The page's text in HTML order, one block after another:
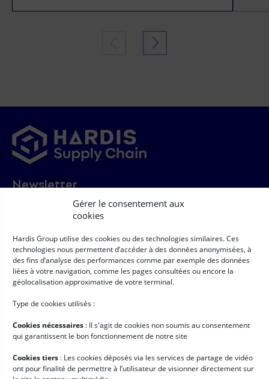
Gérer le consentement aux
cookies
Hardis Group utilise des cookies ou des technologies similaires. Ces
technologies nous permettent d’accéder à des données anonymisées, à
des fins d’analyse des performances comme par exemple des données
liées à votre navigation, comme les pages consultées ou encore la
géolocalisation approximative de votre terminal.
Type de cookies utilisés :
Cookies nécessaires : II s'agit de cookies non soumis au consentement
qui garantissent le bon fonctionnement de notre site
Cookies tiers : Les cookies déposés via les services de partage de vidéo
ont pour finalité de permettre à l’utilisateur de visionner directement sur
Newsletter
(Nécessaire)
(Nécessaire)
J'accepte que mes données à caractère personnel soient collectées
données personnelles"*
Solutions
Logiciel de gestion d’entrepôt (WMS)
Appointment Scheduling